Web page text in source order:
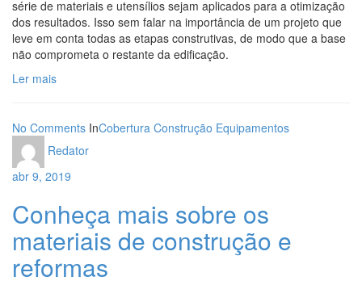
série de materiais e utensílios sejam aplicados para a otimização
dos resultados. Isso sem falar na importância de um projeto que
leve em conta todas as etapas construtivas, de modo que a base
não comprometa o restante da edificação.
Ler mais
No Comments InCobertura Construção Equipamentos
Redator
abr 9, 2019
Conheça mais sobre os
materiais de construção e
reformas